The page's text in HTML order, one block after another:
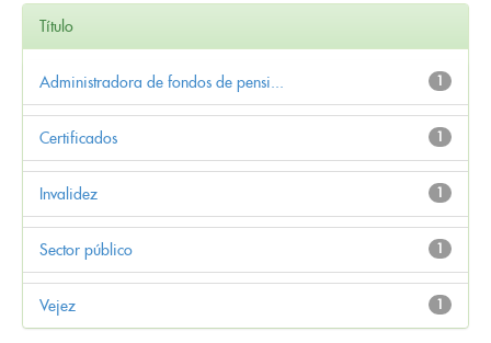
Título
1
Administradora de fondos de pensi...
1
Certificados
1
Invalidez
1
Sector público
1
Vejez